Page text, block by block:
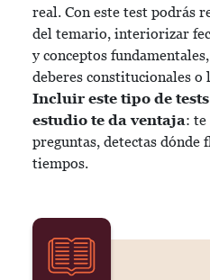
real. Con este test podrás
del temario, interiorizar
y conceptos
deberes constitucionales o
Incluir este tipo de
estudio te da ventaja: te
preguntas, detectas dónde
tiempos.